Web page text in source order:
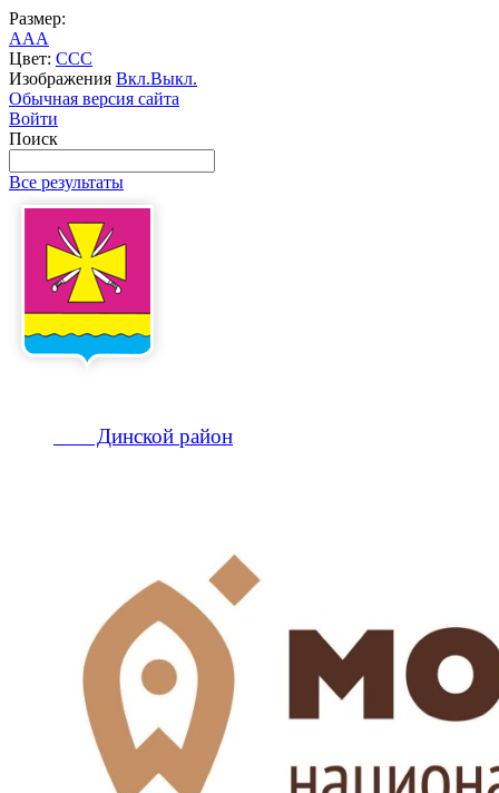
Размер:
AAA
Цвет: CCC
Изображения Вкл.Выкл.
Обычная версия сайта
Войти
Поиск
Все результаты
Динской район